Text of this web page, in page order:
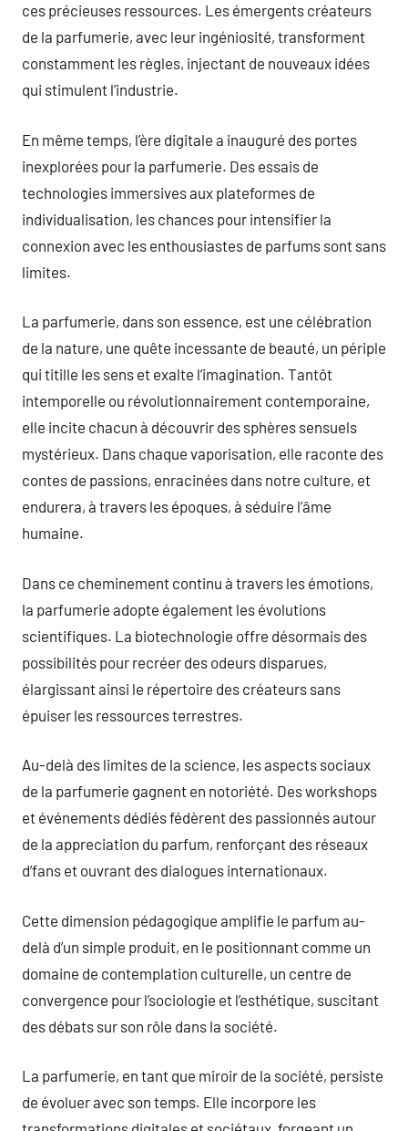
ces précieuses ressources. Les émergents créateurs
de la parfumerie, avec leur ingéniosité, transforment
constamment les règles, injectant de nouveaux idées
qui stimulent l’industrie.
En même temps, l’ère digitale a inauguré des portes
inexplorées pour la parfumerie. Des essais de
technologies immersives aux plateformes de
individualisation, les chances pour intensifier la
connexion avec les enthousiastes de parfums sont sans
limites.
La parfumerie, dans son essence, est une célébration
de la nature, une quête incessante de beauté, un périple
qui titille les sens et exalte l’imagination. Tantôt
intemporelle ou révolutionnairement contemporaine,
elle incite chacun à découvrir des sphères sensuels
mystérieux. Dans chaque vaporisation, elle raconte des
contes de passions, enracinées dans notre culture, et
endurera, à travers les époques, à séduire l’âme
humaine.
Dans ce cheminement continu à travers les émotions,
la parfumerie adopte également les évolutions
scientifiques. La biotechnologie offre désormais des
possibilités pour recréer des odeurs disparues,
élargissant ainsi le répertoire des créateurs sans
épuiser les ressources terrestres.
Au-delà des limites de la science, les aspects sociaux
de la parfumerie gagnent en notoriété. Des workshops
et événements dédiés fédèrent des passionnés autour
de la appreciation du parfum, renforçant des réseaux
d’fans et ouvrant des dialogues internationaux.
Cette dimension pédagogique amplifie le parfum au-
delà d’un simple produit, en le positionnant comme un
domaine de contemplation culturelle, un centre de
convergence pour l’sociologie et l’esthétique, suscitant
des débats sur son rôle dans la société.
La parfumerie, en tant que miroir de la société, persiste
de évoluer avec son temps. Elle incorpore les